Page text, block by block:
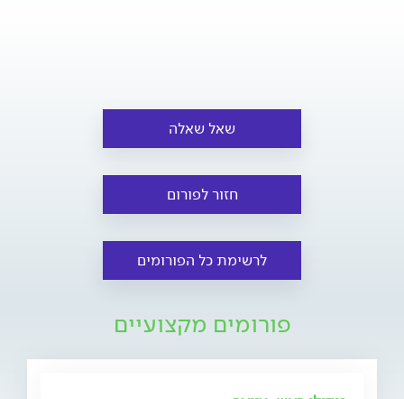
שאל שאלה
חזור לפורום
לרשימת כל הפורומים
פורומים מקצועיים